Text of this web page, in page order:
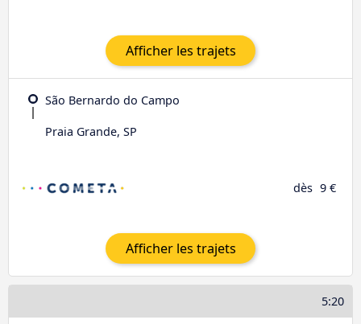
Afficher les trajets
São Bernardo do Campo
Praia Grande, SP
dès 9 €
Afficher les trajets
5:20